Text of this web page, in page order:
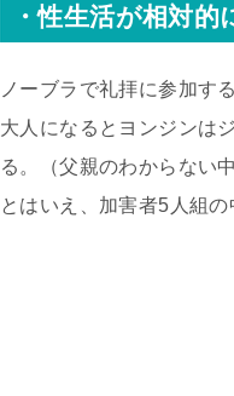
・性生活が相対
ノーブラで礼拝に参加す
大人になるとヨンジンは
る。（父親のわからない
とはいえ、加害者5人組